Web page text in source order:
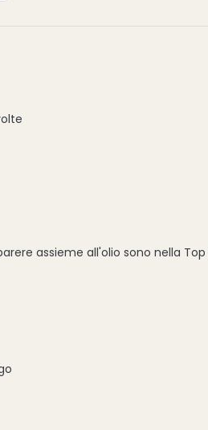
assieme all'olio sono nella